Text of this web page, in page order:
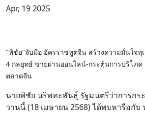
Apr, 19 2025
"พิชัย"จับมือ อัครราชทูตจีน สร้างความมั่นใจทุ
4 กลยุทธ์ ขายผ่านออนไลน์-กระตุ้นการบริโภค
ตลาดจีน
นายพิชัย นริพทะพันธุ์ รัฐมนตรีว่าการกร
วานนี้ (18 เมษายน 2568) ได้พบหารือกับ